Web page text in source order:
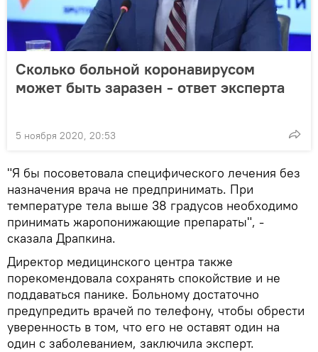
Сколько больной коронавирусом
может быть заразен - ответ эксперта
5 ноября 2020, 20:53
"Я бы посоветовала специфического лечения без
назначения врача не предпринимать. При
температуре тела выше 38 градусов необходимо
принимать жаропонижающие препараты", -
сказала Драпкина.
Директор медицинского центра также
порекомендовала сохранять спокойствие и не
поддаваться панике. Больному достаточно
предупредить врачей по телефону, чтобы обрести
уверенность в том, что его не оставят один на
один с заболеванием, заключила эксперт.